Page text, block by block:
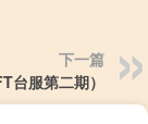
下一篇
台服第二期）